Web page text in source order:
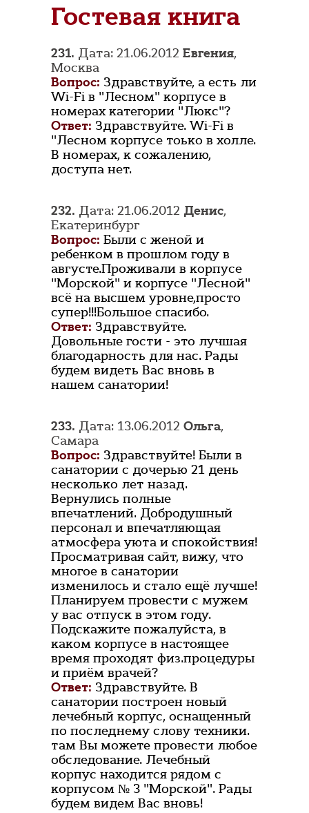
Гостевая книга
231. Дата: 21.06.2012 Евгения,
Москва
Вопрос: Здравствуйте, а есть ли
Wi-Fi в "Лесном" корпусе в
номерах категории "Люкс"?
Ответ: Здравствуйте. Wi-Fi в
"Лесном корпусе тоько в холле.
В номерах, к сожалению,
доступа нет.
232. Дата: 21.06.2012 Денис,
Екатеринбург
Вопрос: Были с женой и
ребенком в прошлом году в
августе.Проживали в корпусе
"Морской" и корпусе "Лесной"
всё на высшем уровне,просто
супер!!!Большое спасибо.
Ответ: Здравствуйте.
Довольные гости - это лучшая
благодарность для нас. Рады
будем видеть Вас вновь в
нашем санатории!
233. Дата: 13.06.2012 Ольга,
Самара
Вопрос: Здравствуйте! Были в
санатории с дочерью 21 день
несколько лет назад.
Вернулись полные
впечатлений. Добродушный
персонал и впечатляющая
атмосфера уюта и спокойствия!
Просматривая сайт, вижу, что
многое в санатории
изменилось и стало ещё лучше!
Планируем провести с мужем
у вас отпуск в этом году.
Подскажите пожалуйста, в
каком корпусе в настоящее
время проходят физ.процедуры
и приём врачей?
Ответ: Здравствуйте. В
санатории построен новый
лечебный корпус, оснащенный
по последнему слову техники.
там Вы можете провести любое
обследование. Лечебный
корпус находится рядом с
корпусом № 3 "Морской". Рады
будем видем Вас вновь!